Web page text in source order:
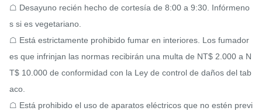
☖ Desayuno recién hecho de cortesía de 8:00 a 9:30. Infórmeno
s si es vegetariano.
☖ Está estrictamente prohibido fumar en interiores. Los fumador
es que infrinjan las normas recibirán una multa de NT$ 2.000 a N
T$ 10.000 de conformidad con la Ley de control de daños del tab
aco.
☖ Está prohibido el uso de aparatos eléctricos que no estén previ